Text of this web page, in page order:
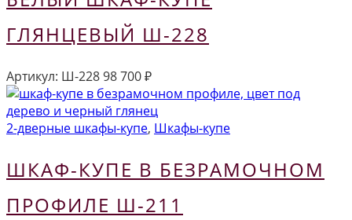
ГЛЯНЦЕВЫЙ Ш-228
Артикул: Ш-22898 700₽
2-дверные шкафы-купе, Шкафы-купе
ШКАФ-КУПЕ В БЕЗРАМОЧНОМ
ПРОФИЛЕ Ш-211